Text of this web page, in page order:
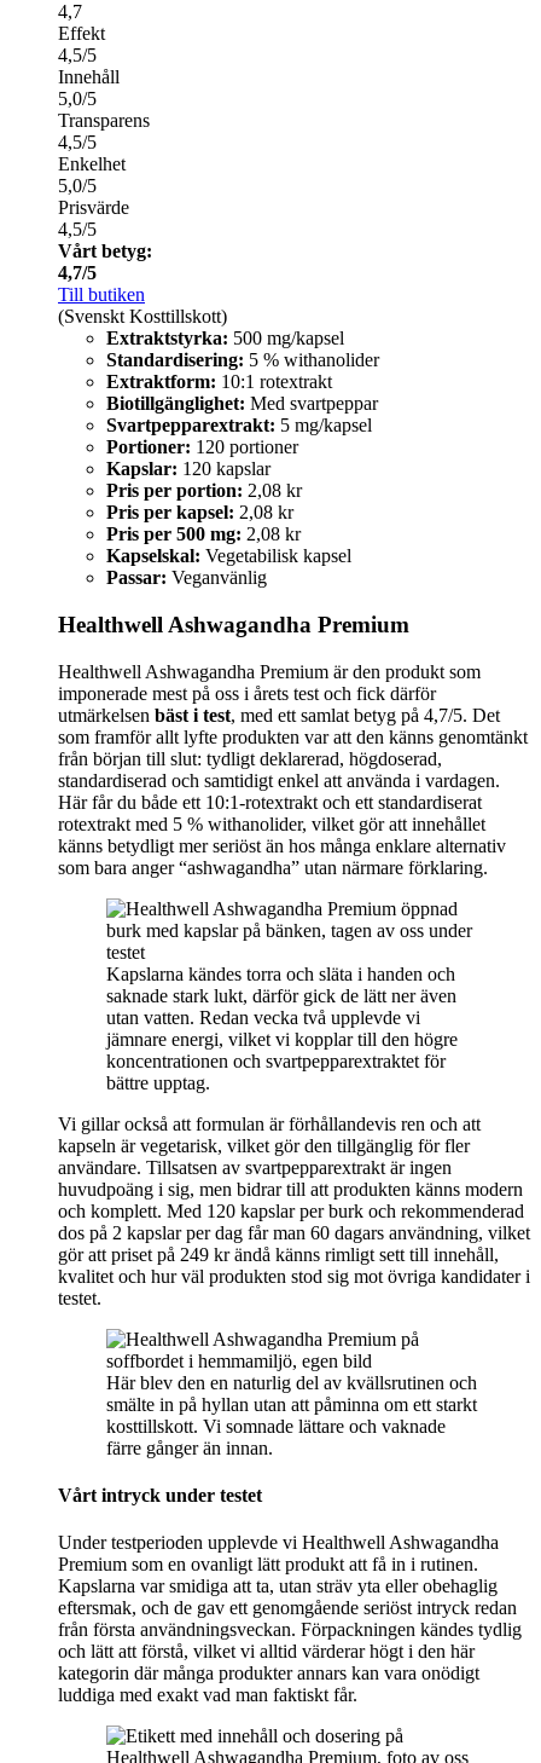
4,7
Effekt
4,5/5
Innehåll
5,0/5
Transparens
4,5/5
Enkelhet
5,0/5
Prisvärde
4,5/5
Vårt betyg:
4,7/5
Till butiken
(Svenskt Kosttillskott)
Extraktstyrka: 500 mg/kapsel
Standardisering: 5 % withanolider
Extraktform: 10:1 rotextrakt
Biotillgänglighet: Med svartpeppar
Svartpepparextrakt: 5 mg/kapsel
Portioner: 120 portioner
Kapslar: 120 kapslar
Pris per portion: 2,08 kr
Pris per kapsel: 2,08 kr
Pris per 500 mg: 2,08 kr
Kapselskal: Vegetabilisk kapsel
Passar: Veganvänlig
Healthwell Ashwagandha Premium
Healthwell Ashwagandha Premium är den produkt som
imponerade mest på oss i årets test och fick därför
utmärkelsen bäst i test, med ett samlat betyg på 4,7/5. Det
som framför allt lyfte produkten var att den känns genomtänkt
från början till slut: tydligt deklarerad, högdoserad,
standardiserad och samtidigt enkel att använda i vardagen.
Här får du både ett 10:1-rotextrakt och ett standardiserat
rotextrakt med 5 % withanolider, vilket gör att innehållet
känns betydligt mer seriöst än hos många enklare alternativ
som bara anger “ashwagandha” utan närmare förklaring.
Kapslarna kändes torra och släta i handen och
saknade stark lukt, därför gick de lätt ner även
utan vatten. Redan vecka två upplevde vi
jämnare energi, vilket vi kopplar till den högre
koncentrationen och svartpepparextraktet för
bättre upptag.
Vi gillar också att formulan är förhållandevis ren och att
kapseln är vegetarisk, vilket gör den tillgänglig för fler
användare. Tillsatsen av svartpepparextrakt är ingen
huvudpoäng i sig, men bidrar till att produkten känns modern
och komplett. Med 120 kapslar per burk och rekommenderad
dos på 2 kapslar per dag får man 60 dagars användning, vilket
gör att priset på 249 kr ändå känns rimligt sett till innehåll,
kvalitet och hur väl produkten stod sig mot övriga kandidater i
testet.
Här blev den en naturlig del av kvällsrutinen och
smälte in på hyllan utan att påminna om ett starkt
kosttillskott. Vi somnade lättare och vaknade
färre gånger än innan.
Vårt intryck under testet
Under testperioden upplevde vi Healthwell Ashwagandha
Premium som en ovanligt lätt produkt att få in i rutinen.
Kapslarna var smidiga att ta, utan sträv yta eller obehaglig
eftersmak, och de gav ett genomgående seriöst intryck redan
från första användningsveckan. Förpackningen kändes tydlig
och lätt att förstå, vilket vi alltid värderar högt i den här
kategorin där många produkter annars kan vara onödigt
luddiga med exakt vad man faktiskt får.